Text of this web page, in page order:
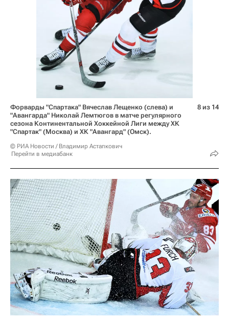
Форварды "Спартака" Вячеслав Лещенко (слева) и
"Авангарда" Николай Лемтюгов в матче регулярного
сезона Континентальной Хоккейной Лиги между ХК
"Спартак" (Москва) и ХК "Авангард" (Омск).
© РИА Новости / Владимир Астапкович
Перейти в медиабанк
8 из 14